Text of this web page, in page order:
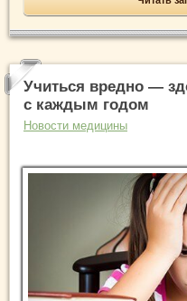
Учиться вредно —
с каждым годом
Новости медицины